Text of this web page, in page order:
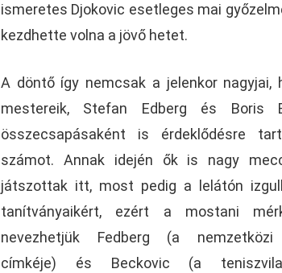
ismeretes Djokovic esetleges mai
kezdhette volna a jövő hetet.
A döntő így nemcsak a jelenkor nagyjai,
mestereik, Stefan Edberg és Boris
összecsapásaként is érdeklődésre
számot. Annak idején ők is nagy
játszottak itt, most pedig a lelátón
tanítványaikért, ezért a mostani
nevezhetjük Fedberg (a
címkéje) és Beckovic (a